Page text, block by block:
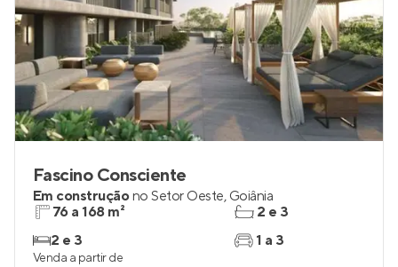
Fascino Consciente
Em construçãono Setor Oeste, Goiânia
76 a 168 m²
2 e 3
2 e 3
1 a 3
Venda a partir de